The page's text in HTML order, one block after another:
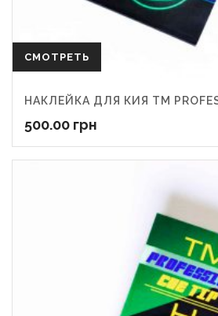
СМОТРЕТЬ
НАКЛЕЙКА ДЛЯ КИЯ ТМ
500.00 грн